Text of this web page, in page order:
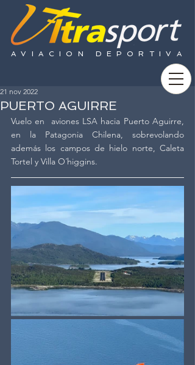
AVIACION DEPORTIVA
PUERTO AGUIRRE
21 nov 2022
Vuelo en  aviones LSA hacia Puerto Aguirre,
en la Patagonia Chilena, sobrevolando
además los campos de hielo norte, Caleta
Tortel y Villa O´higgins.